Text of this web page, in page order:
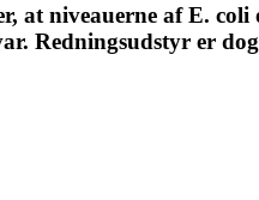
at niveauerne af E.
Redningsudstyr er